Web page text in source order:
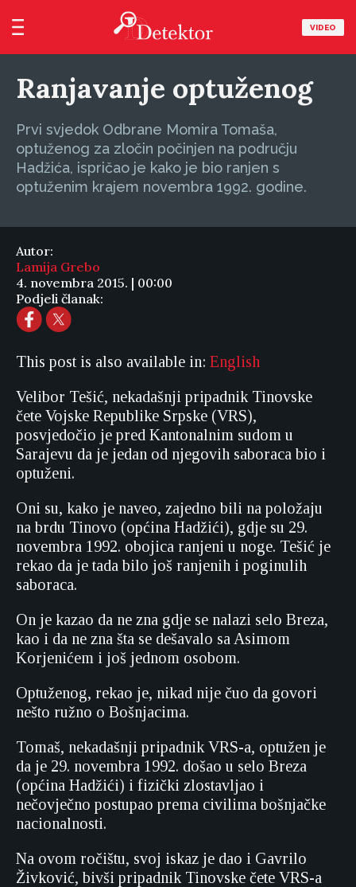
VIDEO
Ranjavanje optuženog
Prvi svjedok Odbrane Momira Tomaša,
optuženog za zločin počinjen na području
Hadžića, ispričao je kako je bio ranjen s
optuženim krajem novembra 1992. godine.
Autor:
Lamija Grebo
4. novembra 2015. | 00:00
Podjeli članak:
This post is also available in: English
Velibor Tešić, nekadašnji pripadnik Tinovske
čete Vojske Republike Srpske (VRS),
posvjedočio je pred Kantonalnim sudom u
Sarajevu da je jedan od njegovih saboraca bio i
optuženi.
Oni su, kako je naveo, zajedno bili na položaju
na brdu Tinovo (općina Hadžići), gdje su 29.
novembra 1992. obojica ranjeni u noge. Tešić je
rekao da je tada bilo još ranjenih i poginulih
saboraca.
On je kazao da ne zna gdje se nalazi selo Breza,
kao i da ne zna šta se dešavalo sa Asimom
Korjenićem i još jednom osobom.
Optuženog, rekao je, nikad nije čuo da govori
nešto ružno o Bošnjacima.
Tomaš, nekadašnji pripadnik VRS-a, optužen je
da je 29. novembra 1992. došao u selo Breza
(općina Hadžići) i fizički zlostavljao i
nečovječno postupao prema civilima bošnjačke
nacionalnosti.
Na ovom ročištu, svoj iskaz je dao i Gavrilo
Živković, bivši pripadnik Tinovske čete VRS-a